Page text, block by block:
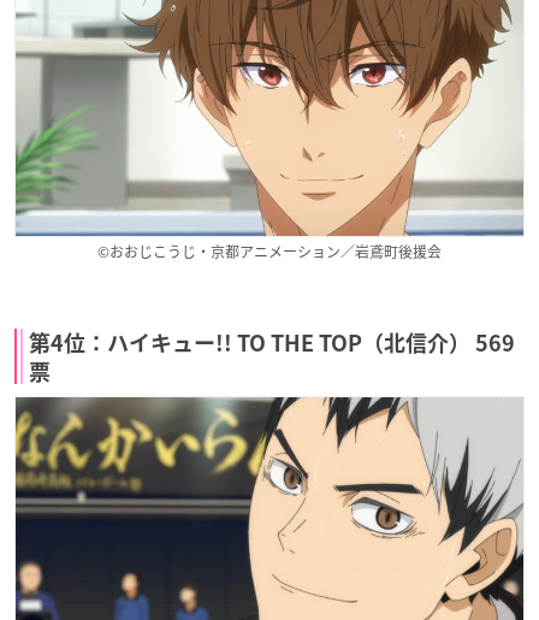
©おおじこうじ・京都アニメーション／岩鳶町後援会
第4位：ハイキュー!! TO THE TOP（北信介） 569
票